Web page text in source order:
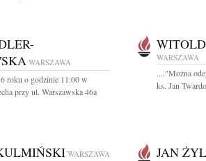
WARSZAWA
roku o godzinie 11:00 w
przy ul. Warszawska 46a
WARSZAWA
...."Można
ks. Jan
WARSZAWA JAN